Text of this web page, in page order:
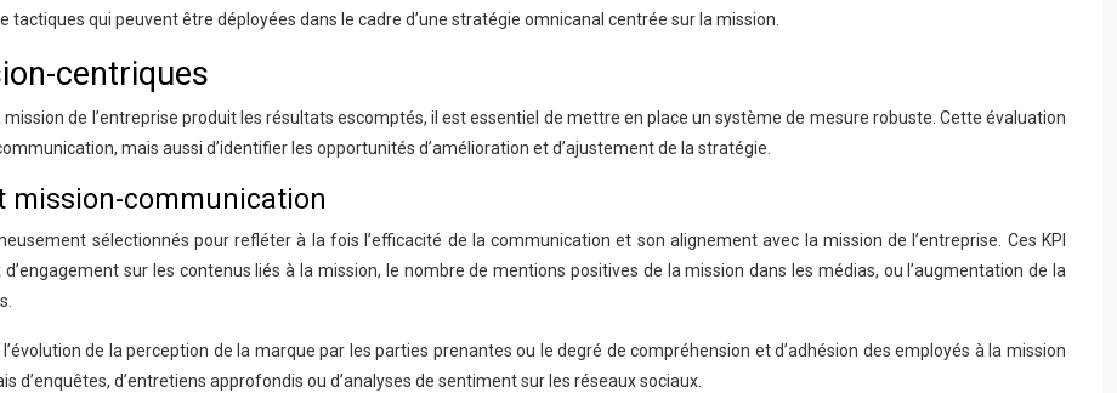
tactiques qui peuvent être déployées dans le cadre d’une stratégie omnicanal centrée sur la mission.
centriques
de l’entreprise produit les résultats escomptés, il est essentiel de mettre en place un système de mesure robuste. Cette évaluation
mais aussi d’identifier les opportunités d’amélioration et d’ajustement de la stratégie.
mission-communication
sélectionnés pour refléter à la fois l’efficacité de la communication et son alignement avec la mission de l’entreprise. Ces KPI
sur les contenus liés à la mission, le nombre de mentions positives de la mission dans les médias, ou l’augmentation de la
de la perception de la marque par les parties prenantes ou le degré de compréhension et d’adhésion des employés à la mission
d’enquêtes, d’entretiens approfondis ou d’analyses de sentiment sur les réseaux sociaux.